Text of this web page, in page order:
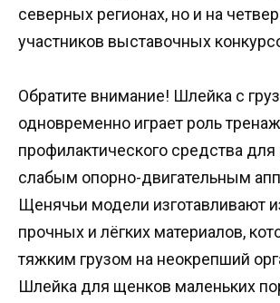
северных регионах, но и на
участников выставочных
Обратите внимание! Шлейка с
одновременно играет роль
профилактического средства
слабым опорно-двигательным
Щенячьи модели изготавливают
прочных и лёгких материалов,
тяжким грузом на неокрепший
Шлейка для щенков маленьких